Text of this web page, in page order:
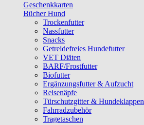
Geschenkkarten
Bücher Hund
Trockenfutter
Nassfutter
Snacks
Getreidefreies Hundefutter
VET Diäten
BARF/Frostfutter
Biofutter
Ergänzungsfutter & Aufzucht
Reisenäpfe
Türschutzgitter & Hundeklappen
Fahrradzubehör
Tragetaschen